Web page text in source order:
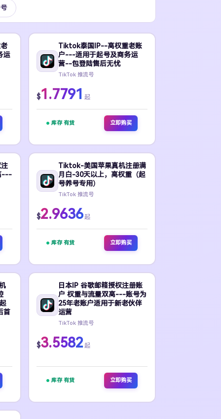
运
Tiktok泰国IP--高权重老账
户---适用于起号及商务运
营--包登陆售后无忧
TikTok 推流号
$1.7791 起
库存 有货 立即购买
---
Tiktok-美国苹果真机注册满
月白-30天以上，高权重（起
号养号专用）
TikTok 推流号
$2.9636起
库存 有货 立即购买
首
日本IP 谷歌邮箱授权注册账
户 权重与流量双高---账号为
25年老账户适用于新老伙伴
运营
TikTok 推流号
$3.5582起
库存 有货 立即购买